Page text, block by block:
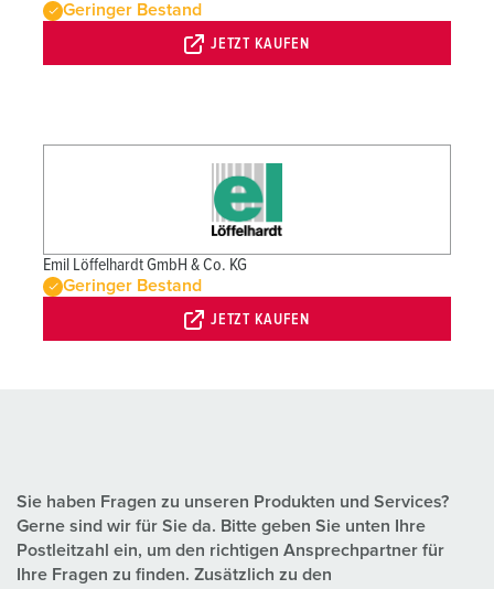
Geringer Bestand
JETZT KAUFEN
Emil Löffelhardt GmbH & Co. KG
Geringer Bestand
JETZT KAUFEN
Sie haben Fragen zu unseren Produkten und Services?
Gerne sind wir für Sie da. Bitte geben Sie unten Ihre
Postleitzahl ein, um den richtigen Ansprechpartner für
Ihre Fragen zu finden. Zusätzlich zu den